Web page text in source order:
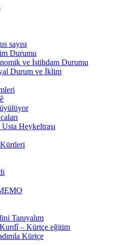
sayısı
Durumu
ve İstihdam Durumu
Durum ve İklim
Heykeltraşı
Tanıyalım
– Kürtçe eğitim
Kürtçe